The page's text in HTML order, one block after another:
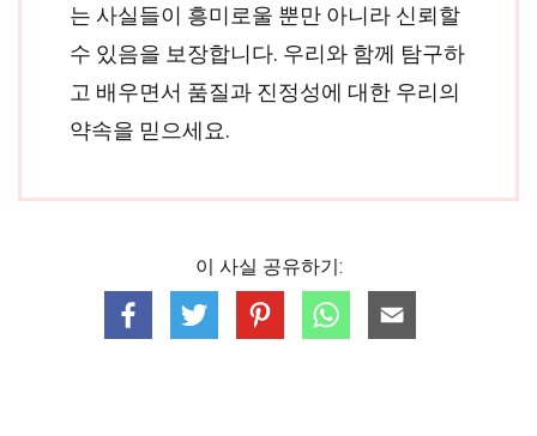
는 사실들이 흥미로울 뿐만 아니라 신뢰할
수 있음을 보장합니다. 우리와 함께 탐구하
고 배우면서 품질과 진정성에 대한 우리의
약속을 믿으세요.
이 사실 공유하기: